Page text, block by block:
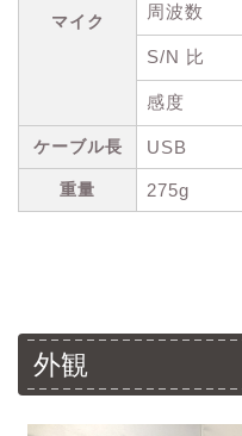
マイク 周波数
S/N 比
感度
ケーブル長 USB
重量 275g
外観